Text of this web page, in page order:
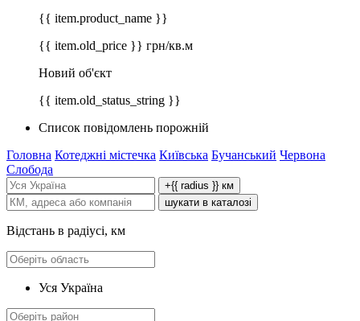
{{ item.product_name }}
{{ item.old_price }} грн/кв.м
Новий об'єкт
{{ item.old_status_string }}
Список повідомлень порожній
Головна Котеджні містечка Київська Бучанський Червона
Слобода
+{{ radius }} км
шукати в каталозі
Відстань в радіусі, км
Уся Україна